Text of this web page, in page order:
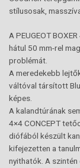
stílusosak,
A PEUGEOT
hátul 50 mm-rel
problémát.
A meredekebb
váltóval társított
képes.
A kalandtúrának
4×4 CONCEPT
diófából készült
kifejezetten a
nyithatók. A